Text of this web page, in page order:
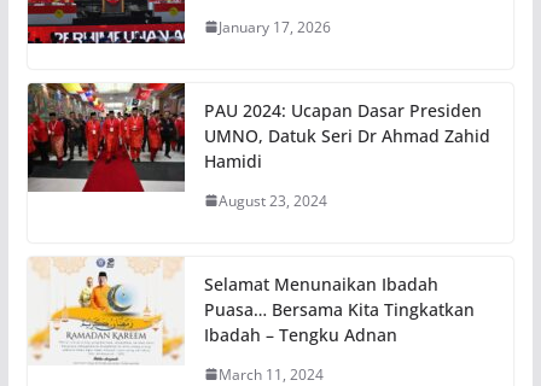
January 17, 2026
PAU 2024: Ucapan Dasar Presiden
UMNO, Datuk Seri Dr Ahmad Zahid
Hamidi
August 23, 2024
Selamat Menunaikan Ibadah
Puasa… Bersama Kita Tingkatkan
Ibadah – Tengku Adnan
March 11, 2024